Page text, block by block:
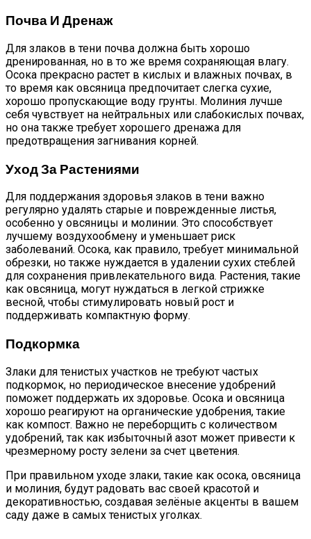
Почва И Дренаж
Для злаков в тени почва должна быть хорошо
дренированная, но в то же время сохраняющая влагу.
Осока прекрасно растет в кислых и влажных почвах, в
то время как овсяница предпочитает слегка сухие,
хорошо пропускающие воду грунты. Молиния лучше
себя чувствует на нейтральных или слабокислых почвах,
но она также требует хорошего дренажа для
предотвращения загнивания корней.
Уход За Растениями
Для поддержания здоровья злаков в тени важно
регулярно удалять старые и поврежденные листья,
особенно у овсяницы и молинии. Это способствует
лучшему воздухообмену и уменьшает риск
заболеваний. Осока, как правило, требует минимальной
обрезки, но также нуждается в удалении сухих стеблей
для сохранения привлекательного вида. Растения, такие
как овсяница, могут нуждаться в легкой стрижке
весной, чтобы стимулировать новый рост и
поддерживать компактную форму.
Подкормка
Злаки для тенистых участков не требуют частых
подкормок, но периодическое внесение удобрений
поможет поддержать их здоровье. Осока и овсяница
хорошо реагируют на органические удобрения, такие
как компост. Важно не переборщить с количеством
удобрений, так как избыточный азот может привести к
чрезмерному росту зелени за счет цветения.
При правильном уходе злаки, такие как осока, овсяница
и молиния, будут радовать вас своей красотой и
декоративностью, создавая зелёные акценты в вашем
саду даже в самых тенистых уголках.